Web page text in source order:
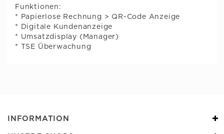
Funktionen:
* Papierlose Rechnung > QR-Code Anzeige
* Digitale Kundenanzeige
* Umsatzdisplay (Manager)
* TSE Überwachung
INFORMATION